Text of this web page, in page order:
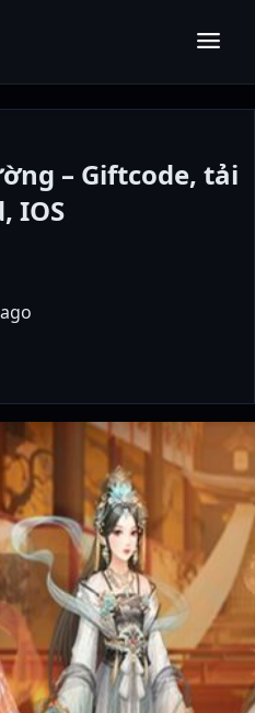
menu
– Giftcode, tải
IOS